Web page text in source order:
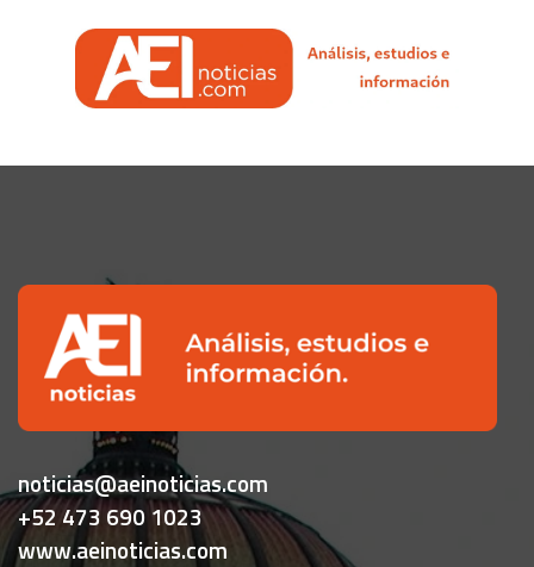
noticias@aeinoticias.com
+52 473 690 1023
www.aeinoticias.com